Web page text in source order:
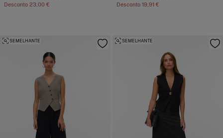
Desconto 23,00 € Desconto 19,91 €
SEMELHANTE SEMELHANTE